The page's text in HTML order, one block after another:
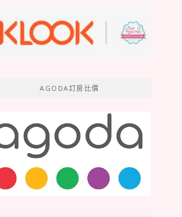
AGODA訂房比價